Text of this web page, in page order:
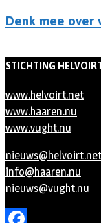
Denk mee
STICHTING
www.helvoirt.net
www.haaren.nu
www.vught.nu
nieuws@helvoirt.net
info@haaren.nu
nieuws@vught.nu